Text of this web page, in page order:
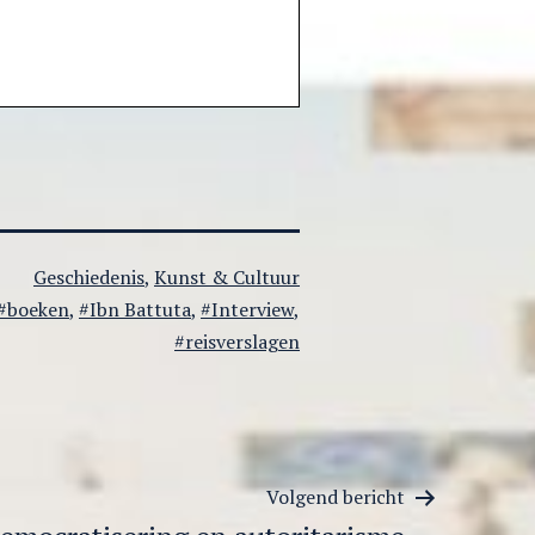
Gecategoriseerd
als
Geschiedenis, Kunst & Cultuur
boeken, Ibn Battuta, Interview,
reisverslagen
Volgend bericht